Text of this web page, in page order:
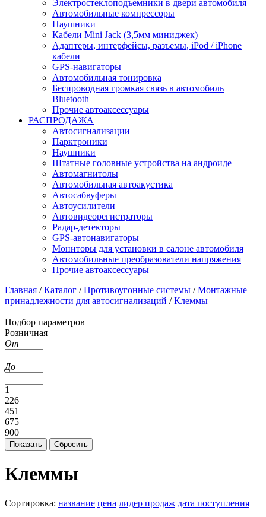
Электростеклоподъемники в двери автомобиля
Автомобильные компрессоры
Наушники
Кабели Mini Jack (3,5мм миниджек)
Адаптеры, интерфейсы, разъемы, iPod / iPhone
кабели
GPS-навигаторы
Автомобильная тонировка
Беспроводная громкая связь в автомобиль
Bluetooth
Прочие автоаксессуары
РАСПРОДАЖА
Автосигнализации
Парктроники
Наушники
Штатные головные устройства на андроиде
Автомагнитолы
Автомобильная автоакустика
Автосабвуферы
Автоусилители
Автовидеорегистраторы
Радар-детекторы
GPS-автонавигаторы
Мониторы для установки в салоне автомобиля
Автомобильные преобразователи напряжения
Прочие автоаксессуары
Главная /Каталог /Противоугонные системы /Монтажные
принадлежности для автосигнализаций /Клеммы
Подбор параметров
Розничная
От
До
1
226
451
675
900
Клеммы
Сортировка: название цена лидер продаж дата поступления